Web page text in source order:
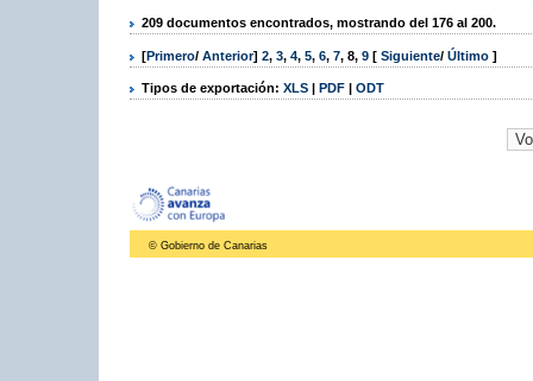
209 documentos encontrados, mostrando del 176 al 200.
[Primero/ Anterior] 2, 3, 4, 5, 6, 7, 8, 9 [ Siguiente/ Último ]
Tipos de exportación: XLS | PDF | ODT
© Gobierno de Canarias